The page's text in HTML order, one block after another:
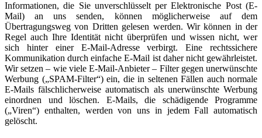
Informationen, die Sie unverschlüsselt per Elektronische Post (E-
Mail) an uns senden, können möglicherweise auf dem
Übertragungsweg von Dritten gelesen werden. Wir können in der
Regel auch Ihre Identität nicht überprüfen und wissen nicht, wer
sich hinter einer E-Mail-Adresse verbirgt. Eine rechtssichere
Kommunikation durch einfache E-Mail ist daher nicht gewährleistet.
Wir setzen – wie viele E-Mail-Anbieter – Filter gegen unerwünschte
Werbung („SPAM-Filter“) ein, die in seltenen Fällen auch normale
E-Mails fälschlicherweise automatisch als unerwünschte Werbung
einordnen und löschen. E-Mails, die schädigende Programme
(„Viren“) enthalten, werden von uns in jedem Fall automatisch
gelöscht.